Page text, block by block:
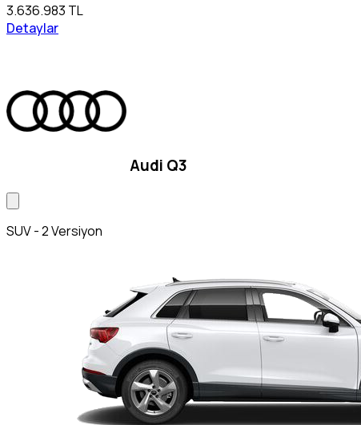
3.636.983 TL
Detaylar
Audi Q3
SUV - 2 Versiyon